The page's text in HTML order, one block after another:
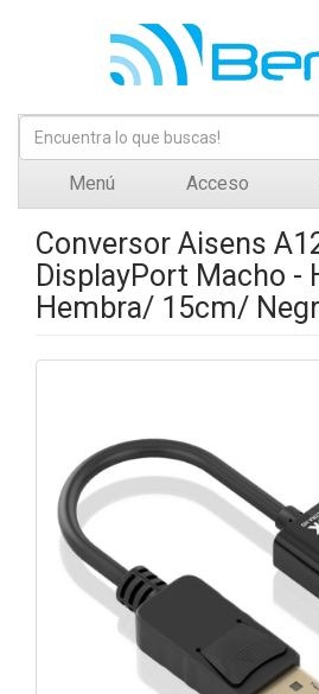
Menú Acceso
Conversor Aisens
DisplayPort Macho -
Hembra/ 15cm/